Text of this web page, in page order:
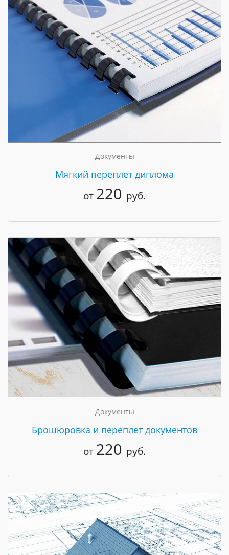
Документы
Мягкий переплет диплома
от 220 руб.
Документы
Брошюровка и переплет документов
от 220 руб.